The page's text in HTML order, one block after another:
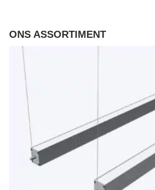
ONS ASSORTIMENT